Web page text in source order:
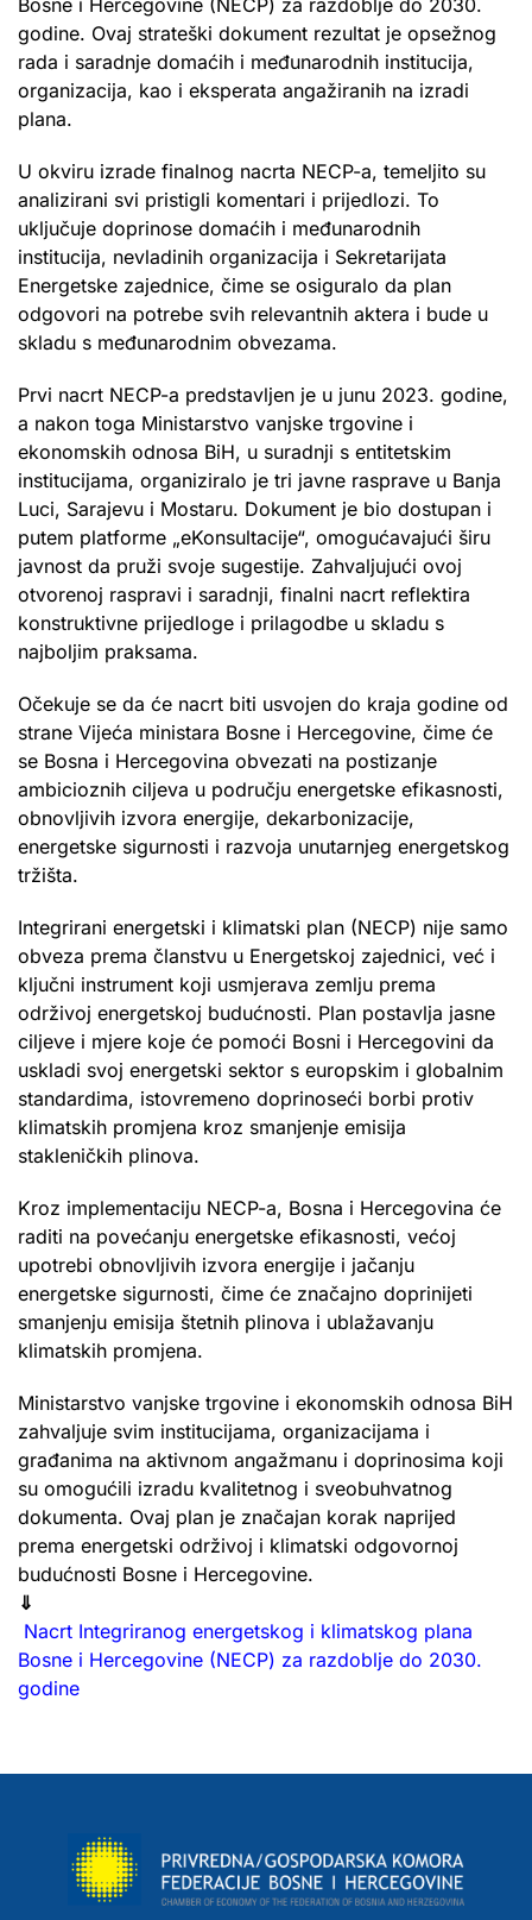
godine. Ovaj strateški dokument rezultat je opsežnog
rada i saradnje domaćih i međunarodnih institucija,
organizacija, kao i eksperata angažiranih na izradi
plana.
U okviru izrade finalnog nacrta NECP-a, temeljito su
analizirani svi pristigli komentari i prijedlozi. To
uključuje doprinose domaćih i međunarodnih
institucija, nevladinih organizacija i Sekretarijata
Energetske zajednice, čime se osiguralo da plan
odgovori na potrebe svih relevantnih aktera i bude u
skladu s međunarodnim obvezama.
Prvi nacrt NECP-a predstavljen je u junu 2023. godine,
a nakon toga Ministarstvo vanjske trgovine i
ekonomskih odnosa BiH, u suradnji s entitetskim
institucijama, organiziralo je tri javne rasprave u Banja
Luci, Sarajevu i Mostaru. Dokument je bio dostupan i
putem platforme „eKonsultacije“, omogućavajući širu
javnost da pruži svoje sugestije. Zahvaljujući ovoj
otvorenoj raspravi i saradnji, finalni nacrt reflektira
konstruktivne prijedloge i prilagodbe u skladu s
najboljim praksama.
Očekuje se da će nacrt biti usvojen do kraja godine od
strane Vijeća ministara Bosne i Hercegovine, čime će
se Bosna i Hercegovina obvezati na postizanje
ambicioznih ciljeva u području energetske efikasnosti,
obnovljivih izvora energije, dekarbonizacije,
energetske sigurnosti i razvoja unutarnjeg energetskog
tržišta.
Integrirani energetski i klimatski plan (NECP) nije samo
obveza prema članstvu u Energetskoj zajednici, već i
ključni instrument koji usmjerava zemlju prema
održivoj energetskoj budućnosti. Plan postavlja jasne
ciljeve i mjere koje će pomoći Bosni i Hercegovini da
uskladi svoj energetski sektor s europskim i globalnim
standardima, istovremeno doprinoseći borbi protiv
klimatskih promjena kroz smanjenje emisija
stakleničkih plinova.
Kroz implementaciju NECP-a, Bosna i Hercegovina će
raditi na povećanju energetske efikasnosti, većoj
upotrebi obnovljivih izvora energije i jačanju
energetske sigurnosti, čime će značajno doprinijeti
smanjenju emisija štetnih plinova i ublažavanju
klimatskih promjena.
Ministarstvo vanjske trgovine i ekonomskih odnosa BiH
zahvaljuje svim institucijama, organizacijama i
građanima na aktivnom angažmanu i doprinosima koji
su omogućili izradu kvalitetnog i sveobuhvatnog
dokumenta. Ovaj plan je značajan korak naprijed
prema energetski održivoj i klimatski odgovornoj
budućnosti Bosne i Hercegovine.
⇓
Nacrt Integriranog energetskog i klimatskog plana
Bosne i Hercegovine (NECP) za razdoblje do 2030.
godine